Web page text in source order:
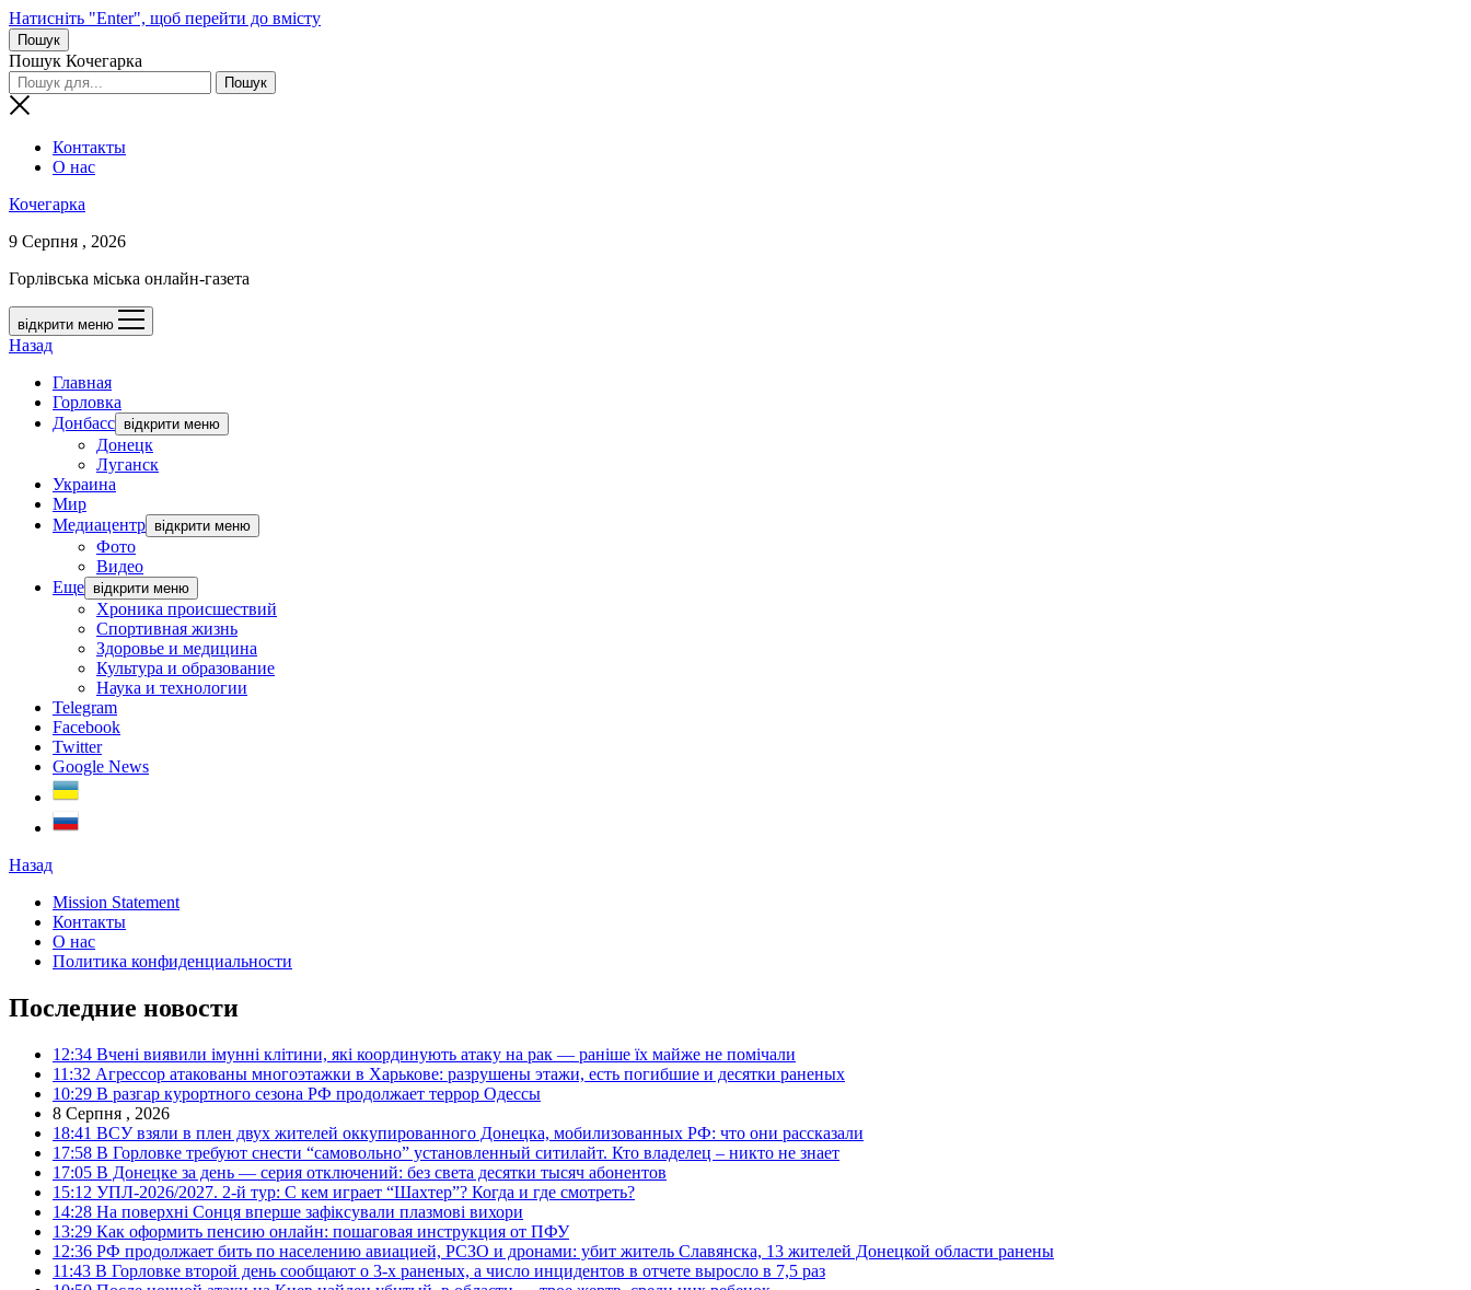
Натисніть "Enter", щоб перейти до вмісту
Пошук
Пошук Кочегарка
Контакты
О нас
Кочегарка
9 Серпня , 2026
Горлівська міська онлайн-газета
відкрити меню
Назад
Главная
Горловка
Донбасс відкрити меню
Донецк
Луганск
Украина
Мир
Медиацентр відкрити меню
Фото
Видео
Еще відкрити меню
Хроника происшествий
Спортивная жизнь
Здоровье и медицина
Культура и образование
Наука и технологии
Telegram
Facebook
Twitter
Google News
Назад
Mission Statement
Контакты
О нас
Политика конфиденциальности
Последние новости
12:34 Вчені виявили імунні клітини, які координують атаку на рак — раніше їх майже не помічали
11:32 Агрессор атакованы многоэтажки в Харькове: разрушены этажи, есть погибшие и десятки раненых
10:29 В разгар курортного сезона РФ продолжает террор Одессы
8 Серпня , 2026
18:41 ВСУ взяли в плен двух жителей оккупированного Донецка, мобилизованных РФ: что они рассказали
17:58 В Горловке требуют снести “самовольно” установленный ситилайт. Кто владелец – никто не знает
17:05 В Донецке за день — серия отключений: без света десятки тысяч абонентов
15:12 УПЛ-2026/2027. 2-й тур: С кем играет “Шахтер”? Когда и где смотреть?
14:28 На поверхні Сонця вперше зафіксували плазмові вихори
13:29 Как оформить пенсию онлайн: пошаговая инструкция от ПФУ
12:36 РФ продолжает бить по населению авиацией, РСЗО и дронами: убит житель Славянска, 13 жителей Донецкой области ранены
11:43 В Горловке второй день сообщают о 3-х раненых, а число инцидентов в отчете выросло в 7,5 раз